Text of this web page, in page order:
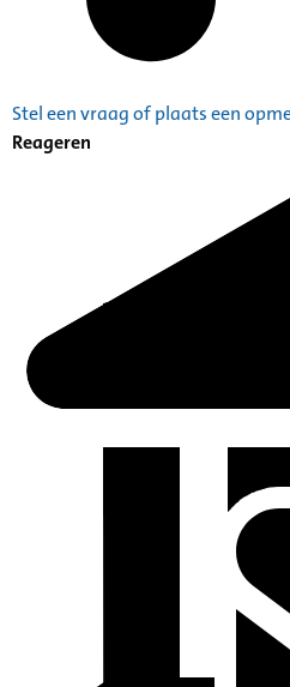
Stel een vraag of plaats een
Reageren